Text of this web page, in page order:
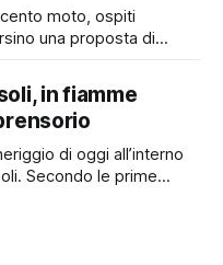
moto, ospiti
una proposta di
evento che ha
richiamando
il Lazio e dalle regioni
in fiamme
di oggi all’interno
Secondo le prime
posto sono intervenuti